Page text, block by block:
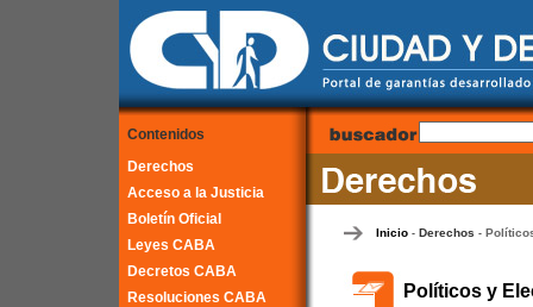
Contenidos
Derechos
Acceso a la Justicia
Boletín Oficial
Leyes CABA
Decretos CABA
Resoluciones CABA
Inicio- Derechos -
Políticos y